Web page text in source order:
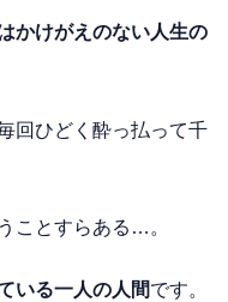
かけがえのない人生の
回ひどく酔っ払って千
ことすらある…。
いる一人の人間です。